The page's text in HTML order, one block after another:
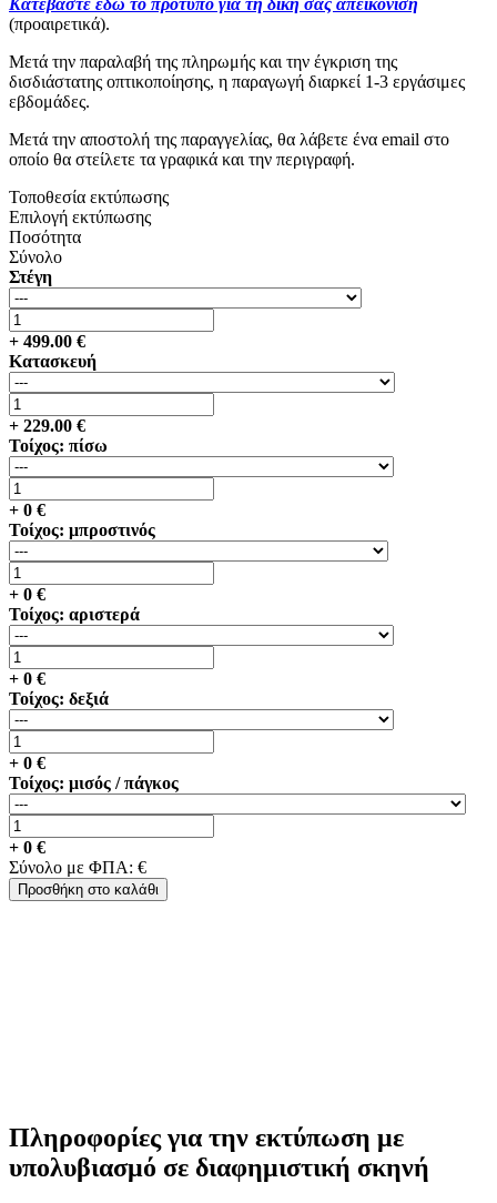
(προαιρετικά).
Μετά την παραλαβή της πληρωμής και την έγκριση της
δισδιάστατης οπτικοποίησης, η παραγωγή διαρκεί 1-3 εργάσιμες
εβδομάδες.
Μετά την αποστολή της παραγγελίας, θα λάβετε ένα email στο
οποίο θα στείλετε τα γραφικά και την περιγραφή.
Τοποθεσία εκτύπωσης
Επιλογή εκτύπωσης
Ποσότητα
Σύνολο
Στέγη
+ 499.00 €
Κατασκευή
+ 229.00 €
Τοίχος: πίσω
+ 0 €
Τοίχος: μπροστινός
+ 0 €
Τοίχος: αριστερά
+ 0 €
Τοίχος: δεξιά
+ 0 €
Τοίχος: μισός / πάγκος
+ 0 €
Σύνολο με ΦΠΑ: €
Προσθήκη στο καλάθι
Πληροφορίες για την εκτύπωση με
υπολυβιασμό σε διαφημιστική σκηνή